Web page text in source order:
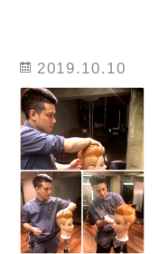
2019.10.10